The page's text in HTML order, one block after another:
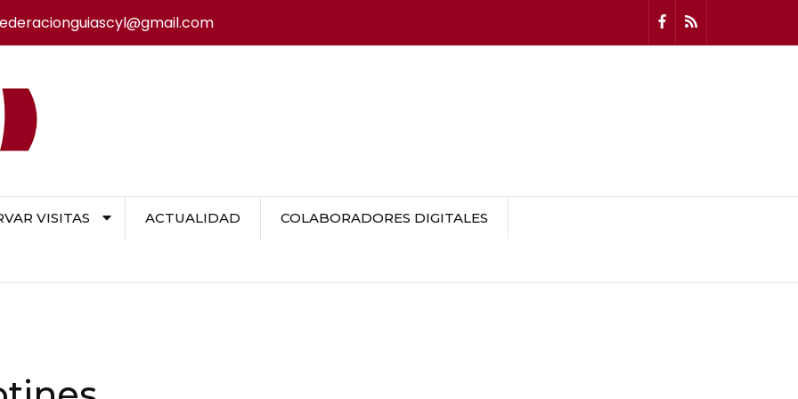
VISITAS ACTUALIDAD COLABORADORES DIGITALES